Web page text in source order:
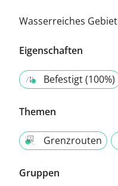
Wasserreiches Gebiet
Eigenschaften
Befestigt (100%)
Themen
Grenzrouten
Gruppen